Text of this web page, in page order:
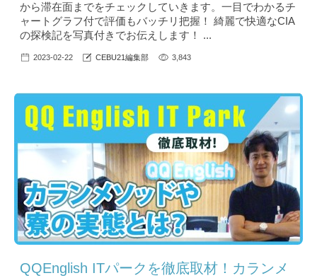
から滞在面までをチェックしていきます。一目でわかるチ
ャートグラフ付で評価もバッチリ把握！ 綺麗で快適なCIA
の探検記を写真付きでお伝えします！ ...
2023-02-22 CEBU21編集部 3,843
QQEnglish ITパークを徹底取材！カランメ